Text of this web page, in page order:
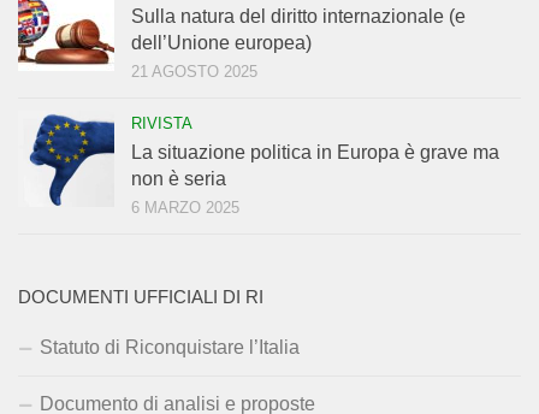
Sulla natura del diritto internazionale (e
dell’Unione europea)
21 AGOSTO 2025
RIVISTA
La situazione politica in Europa è grave ma
non è seria
6 MARZO 2025
DOCUMENTI UFFICIALI DI RI
Statuto di Riconquistare l’Italia
Documento di analisi e proposte